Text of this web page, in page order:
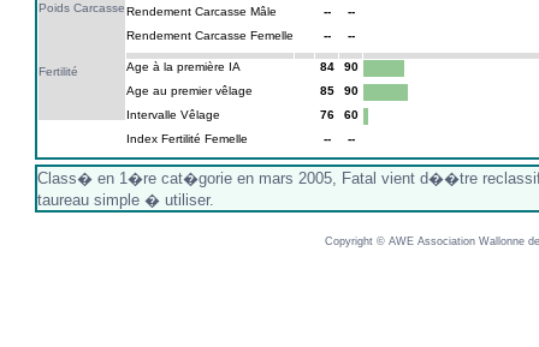
Poids Carcasse
Fertilité
Rendement Carcasse Mâle
--
--
Rendement Carcasse Femelle
-- --
Age à la première IA 84
90
Age au premier vêlage
85
90
Intervalle Vêlage
76
60
Index Fertilité Femelle
-- --
Class� en 1�re cat�gorie en mars 2005, Fatal vient d��tre
taureau simple � utiliser.
Copyright © AWE Association Wallonne